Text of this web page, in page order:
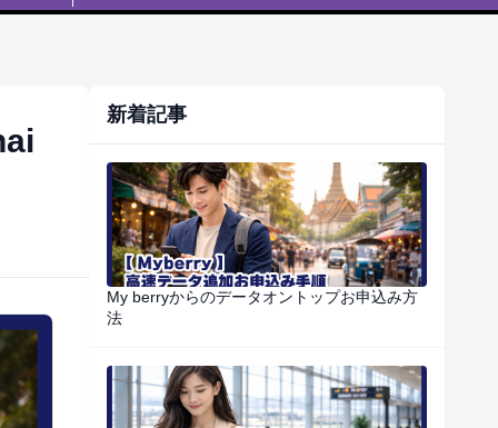
新着記事
My berryからのデータオントップお申込み方
法